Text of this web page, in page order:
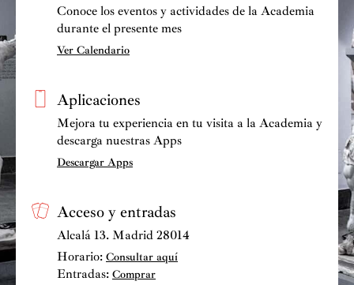
Conoce los eventos y actividades de la Academia
durante el presente mes
Ver Calendario
Aplicaciones
Mejora tu experiencia en tu visita a la Academia y
descarga nuestras Apps
Descargar Apps
Acceso y entradas
Alcalá 13. Madrid 28014
Horario: Consultar aquí
Entradas: Comprar